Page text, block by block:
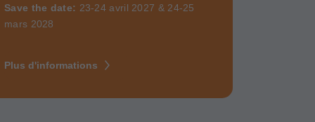
Save the date: 23-24 avril 2027 & 24-25
mars 2028
Plus d'informations